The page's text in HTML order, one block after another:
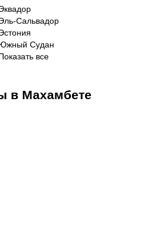
Сальвадор
Судан
все
в Махамбете